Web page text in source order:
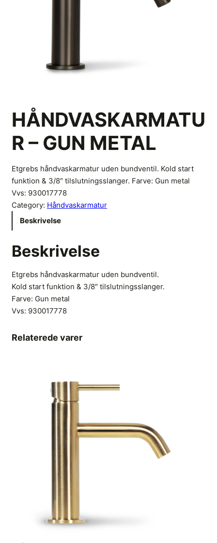
HÅNDVASKARMATU
R – GUN METAL
Etgrebs håndvaskarmatur uden bundventil. Kold start
funktion & 3/8″ tilslutningsslanger. Farve: Gun metal
Vvs: 930017778
Category: Håndvaskarmatur
Beskrivelse
Beskrivelse
Etgrebs håndvaskarmatur uden bundventil.
Kold start funktion & 3/8″ tilslutningsslanger.
Farve: Gun metal
Vvs: 930017778
Relaterede varer